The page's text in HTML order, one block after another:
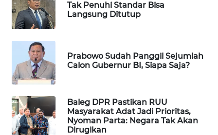
Tak Penuhi Standar Bisa
Langsung Ditutup
Prabowo Sudah Panggil Sejumlah
Calon Gubernur BI, Siapa Saja?
Baleg DPR Pastikan RUU
Masyarakat Adat Jadi Prioritas,
Nyoman Parta: Negara Tak Akan
Dirugikan
WAHANA
WAHANA
DESA
WISATA
LAPAK
WAHANA